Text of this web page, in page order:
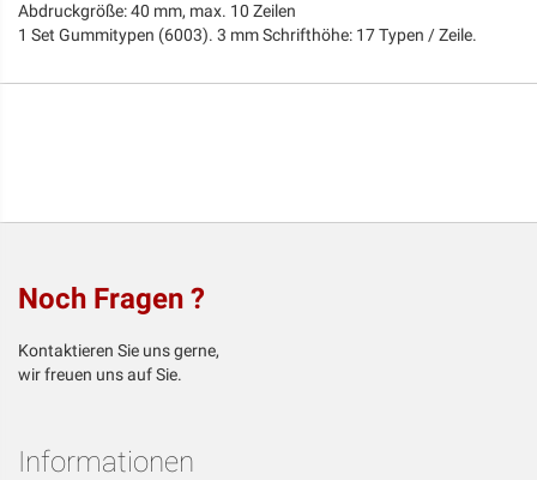
Abdruckgröße: 40 mm, max. 10 Zeilen
1 Set Gummitypen (6003). 3 mm Schrifthöhe: 17 Typen / Zeile.
Noch Fragen ?
Kontaktieren Sie uns gerne,
wir freuen uns auf Sie.
Informationen